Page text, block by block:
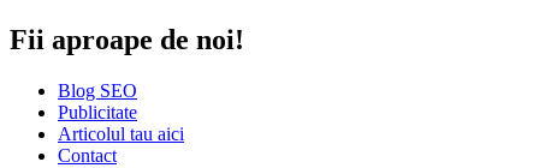
Fii aproape de noi!
Blog SEO
Publicitate
Articolul tau aici
Contact